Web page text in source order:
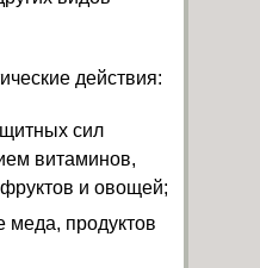
действия:
сил
витаминов,
и овощей;
меда, продуктов